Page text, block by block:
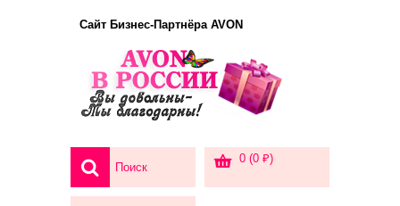
Сайт Бизнес-Партнёра AVON
0 (0 ₽)